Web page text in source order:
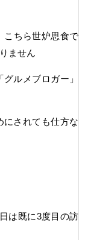
こちら世炉思食で
ません
ルメブロガー」
にされても仕方な
は既に3度目の訪